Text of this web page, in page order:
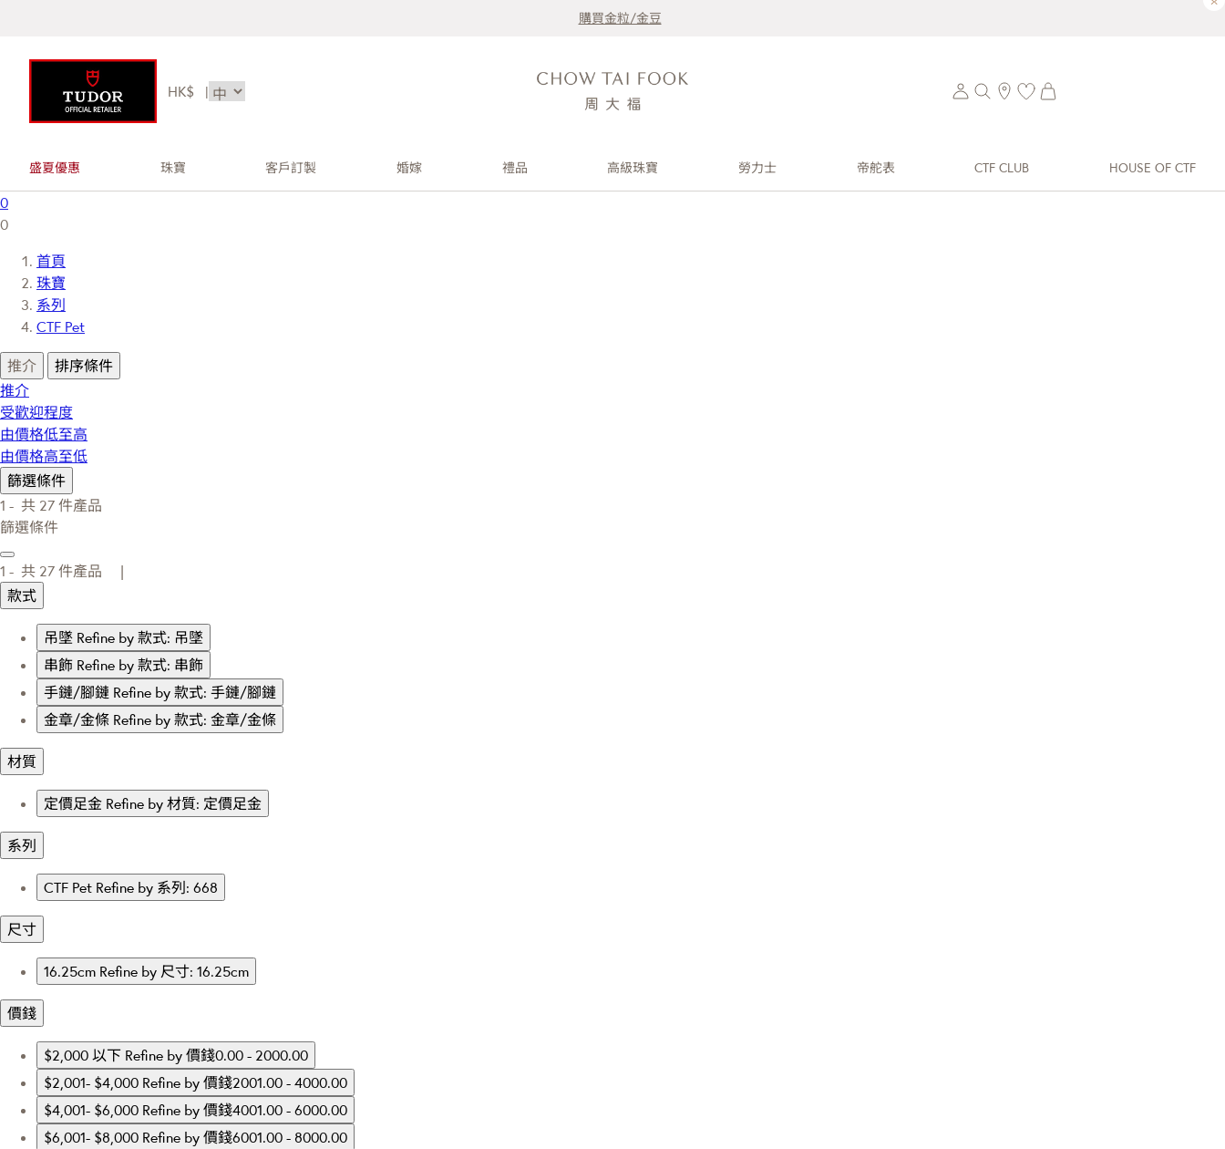
購買金粒/金豆
HK$ |
盛夏優惠 珠寶 客戶訂製 婚嫁 禮品 高級珠寶 勞力士 帝舵表 CTF CLUB HOUSE OF CTF
0
0
首頁
珠寶
系列
CTF Pet
推介
排序條件
推介
受歡迎程度
由價格低至高
由價格高至低
篩選條件
1 - 共 27 件產品
篩選條件
1 - 共 27 件產品 |
款式
吊墜 Refine by 款式: 吊墜
串飾 Refine by 款式: 串飾
手鏈/腳鏈 Refine by 款式: 手鏈/腳鏈
金章/金條 Refine by 款式: 金章/金條
材質
定價足金 Refine by 材質: 定價足金
系列
CTF Pet Refine by 系列: 668
尺寸
16.25cm Refine by 尺寸: 16.25cm
價錢
$2,000 以下 Refine by 價錢0.00 - 2000.00
$2,001- $4,000 Refine by 價錢2001.00 - 4000.00
$4,001- $6,000 Refine by 價錢4001.00 - 6000.00
$6,001- $8,000 Refine by 價錢6001.00 - 8000.00